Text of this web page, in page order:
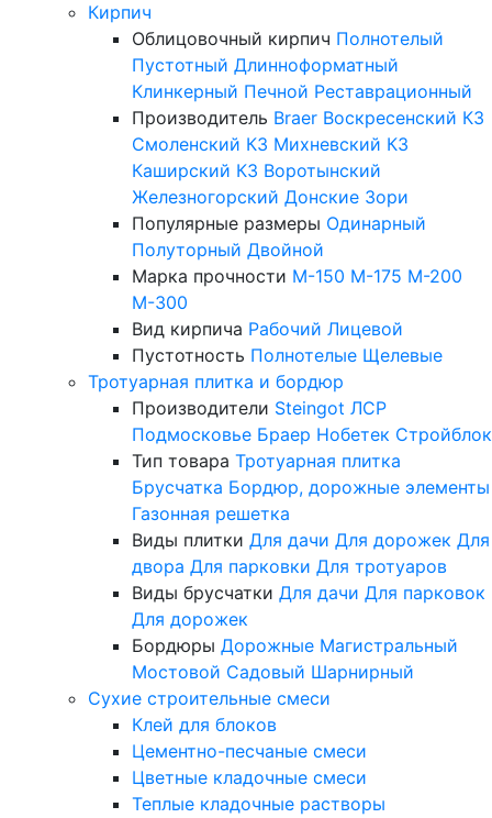
Кирпич
Облицовочный кирпич Полнотелый
Пустотный Длинноформатный
Клинкерный Печной Реставрационный
Производитель Braer Воскресенский КЗ
Смоленский КЗ Михневский КЗ
Каширский КЗ Воротынский
Железногорский Донские Зори
Популярные размеры Одинарный
Полуторный Двойной
Марка прочности М-150 М-175 М-200
М-300
Вид кирпича Рабочий Лицевой
Пустотность Полнотелые Щелевые
Тротуарная плитка и бордюр
Производители Steingot ЛСР
Подмосковье Браер Нобетек Стройблок
Тип товара Тротуарная плитка
Брусчатка Бордюр, дорожные элементы
Газонная решетка
Виды плитки Для дачи Для дорожек Для
двора Для парковки Для тротуаров
Виды брусчатки Для дачи Для парковок
Для дорожек
Бордюры Дорожные Магистральный
Мостовой Садовый Шарнирный
Сухие строительные смеси
Клей для блоков
Цементно-песчаные смеси
Цветные кладочные смеси
Теплые кладочные растворы